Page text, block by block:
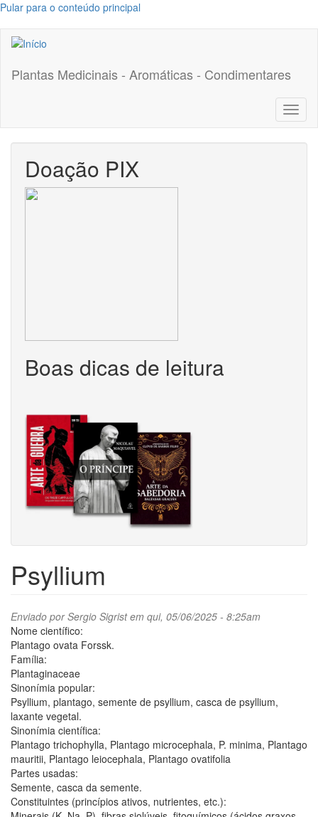
Pular para o conteúdo principal
Plantas Medicinais - Aromáticas - Condimentares
Doação PIX
Boas dicas de leitura
Psyllium
Enviado porSergio Sigristem qui, 05/06/2025 - 8:25am
Nome científico:
Plantago ovata Forssk.
Família:
Plantaginaceae
Sinonímia popular:
Psyllium, plantago, semente de psyllium, casca de psyllium,
laxante vegetal.
Sinonímia científica:
Plantago trichophylla, Plantago microcephala, P. minima, Plantago
mauritii, Plantago leiocephala, Plantago ovatifolia
Partes usadas:
Semente, casca da semente.
Constituintes (princípios ativos, nutrientes, etc.):